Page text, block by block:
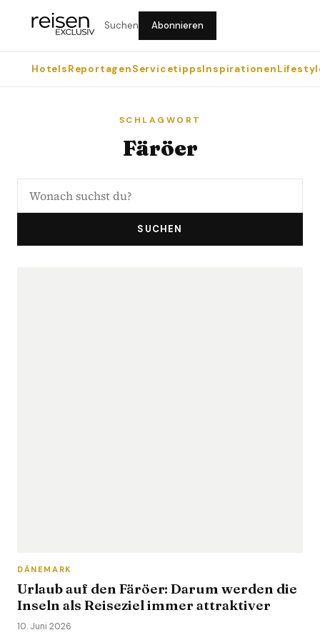
Suchen Abonnieren
HotelsReportagenServicetippsInspirationen
SCHLAGWORT
Färöer
SUCHEN
DÄNEMARK
Urlaub auf den Färöer: Darum werden die
Inseln als Reiseziel immer attraktiver
10. Juni 2026